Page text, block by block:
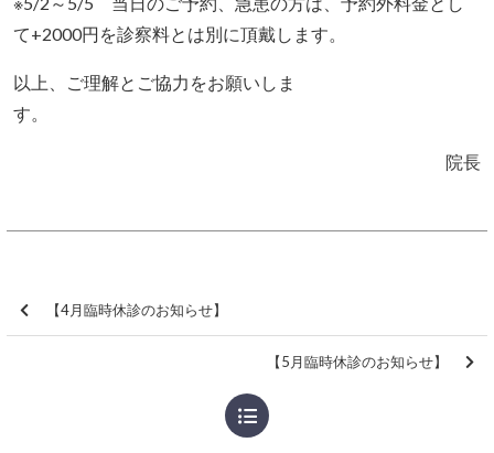
て+2000円を診察料とは別に頂戴します。
以上、ご理解とご協力をお願いしま
す。
院長
【4月臨時休診のお知らせ】
【5月臨時休診のお知らせ】